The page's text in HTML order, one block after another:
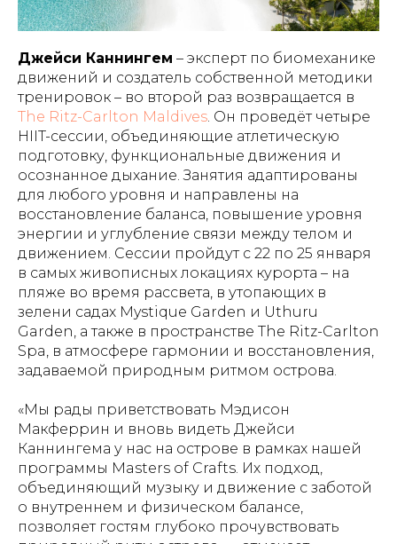
Джейси Каннингем – эксперт по биомеханике
движений и создатель собственной методики
тренировок – во второй раз возвращается в
The Ritz-Carlton Maldives. Он проведёт четыре
HIIT-сессии, объединяющие атлетическую
подготовку, функциональные движения и
осознанное дыхание. Занятия адаптированы
для любого уровня и направлены на
восстановление баланса, повышение уровня
энергии и углубление связи между телом и
движением. Сессии пройдут с 22 по 25 января
в самых живописных локациях курорта – на
пляже во время рассвета, в утопающих в
зелени садах Mystique Garden и Uthuru
Garden, а также в пространстве The Ritz-Carlton
Spa, в атмосфере гармонии и восстановления,
задаваемой природным ритмом острова.
«Мы рады приветствовать Мэдисон
Макферрин и вновь видеть Джейси
Каннингема у нас на острове в рамках нашей
программы Masters of Crafts. Их подход,
объединяющий музыку и движение с заботой
о внутреннем и физическом балансе,
позволяет гостям глубоко прочувствовать